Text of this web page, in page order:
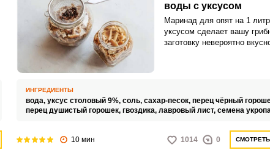
воды с уксусом
Маринад для опят на 1
уксусом сделает вашу
заготовку невероятно
ИНГРЕДИЕНТЫ
вода, уксус столовый 9%, соль, сахар-песок, перец чёрный
перец душистый горошек, гвоздика, лавровый лист, семена
10 мин 1014 0